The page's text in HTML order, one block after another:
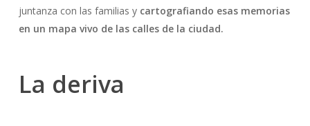
juntanza con las familias y cartografiando esas memorias
en un mapa vivo de las calles de la ciudad.
La deriva